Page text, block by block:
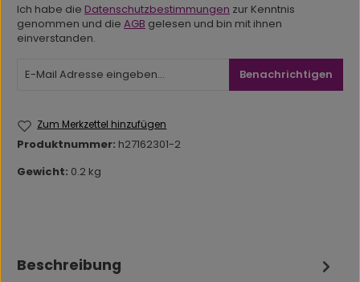
Ich habe die Datenschutzbestimmungen zur Kenntnis
genommen und die AGB gelesen und bin mit ihnen
einverstanden.
Benachrichtigen
Zum Merkzettel hinzufügen
Produktnummer: h27162301-2
Gewicht: 0.2 kg
Beschreibung